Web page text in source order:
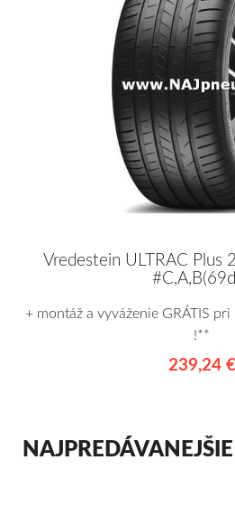
Vredestein ULTRAC
+ montáž a vyváženie GRÁTIS
!**
239,24 €
NAJPREDÁVANEJŠIE